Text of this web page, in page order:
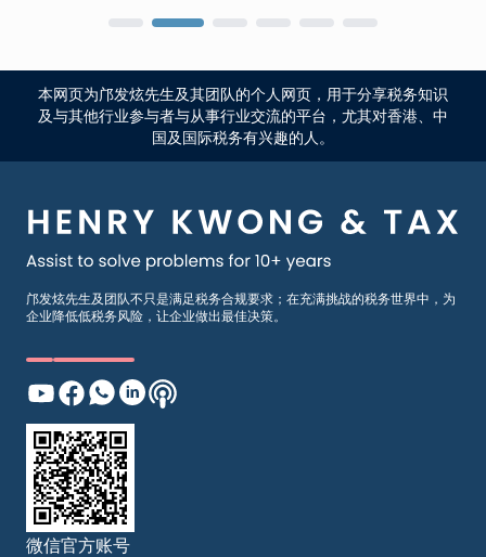
本网页为邝发炫先生及其团队的个人网页，用于分享税务知识
及与其他行业参与者与从事行业交流的平台，尤其对香港、中
国及国际税务有兴趣的人。
邝发炫先生及团队不只是满足税务合规要求；在充满挑战的税务世界中，为
企业降低低税务风险，让企业做出最佳决策。
微信官方账号